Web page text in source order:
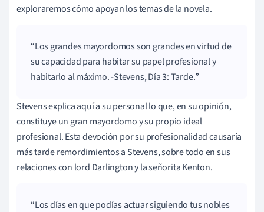
exploraremos cómo apoyan los temas de la novela.
Los grandes mayordomos son grandes en virtud de
su capacidad para habitar su papel profesional y
habitarlo al máximo. -Stevens, Día 3: Tarde.
Stevens explica aquí a su personal lo que, en su opinión,
constituye un gran mayordomo y su propio ideal
profesional. Esta devoción por su profesionalidad causaría
más tarde remordimientos a Stevens, sobre todo en sus
relaciones con lord Darlington y la señorita Kenton.
Los días en que podías actuar siguiendo tus nobles